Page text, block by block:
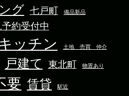
グ 七戸町 備品新品
約受付中
ッチン 土地 売買 仲介
戸建て 東北町 物置あり
要 賃貸 駅近